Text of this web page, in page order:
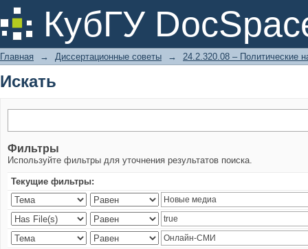
КубГУ
Искать
Главная → Диссертационные советы → 24.2.320.08 – Политические
Искать
Фильтры
Используйте фильтры для уточнения результатов поиска.
Текущие фильтры: